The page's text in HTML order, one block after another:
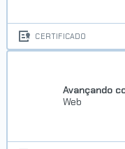
CERTIFICADO
Avançando
Web